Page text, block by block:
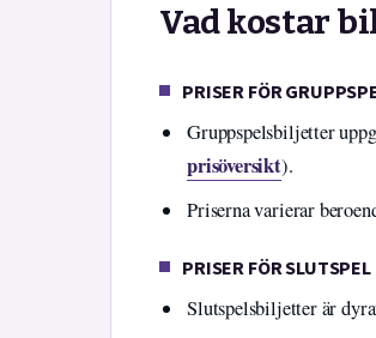
Vad kostar
PRISER FÖR
Gruppspelsbiljetter
prisöversikt).
Priserna varierar
PRISER FÖR
Slutspelsbiljetter är